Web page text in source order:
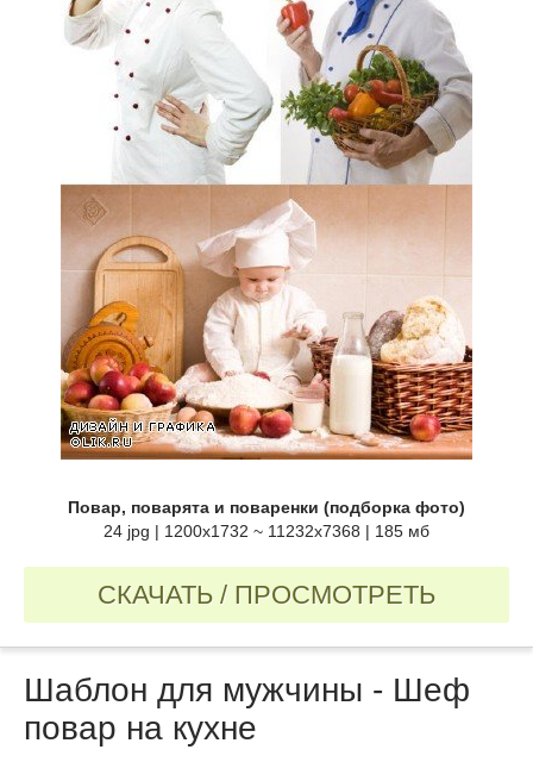
Повар, поварята и поваренки (подборка фото)
24 jpg | 1200x1732 ~ 11232x7368 | 185 мб
СКАЧАТЬ / ПРОСМОТРЕТЬ
Шаблон для мужчины - Шеф
повар на кухне